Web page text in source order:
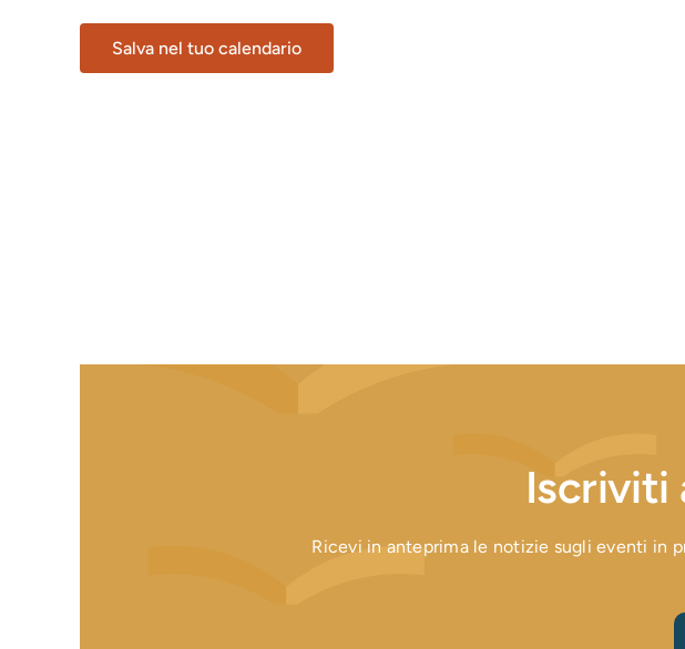
Salva nel tuo calendario
Iscriviti
Ricevi in anteprima le notizie sugli eventi in